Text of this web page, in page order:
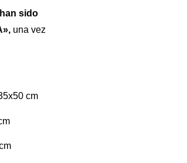
sido
una vez
cm